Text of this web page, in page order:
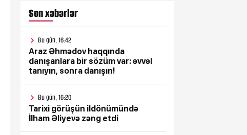
Son xəbərlər
Bu gün, 16:42
Araz Əhmədov haqqında
danışanlara bir sözüm var: əvvəl
tanıyın, sonra danışın!
Bu gün, 16:20
Tarixi görüşün ildönümündə
İlham Əliyevə zəng etdi